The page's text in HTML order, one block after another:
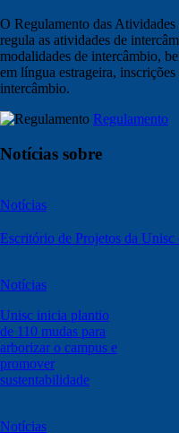
O Regulamento das
regula as atividades de
modalidades de intercâmbio,
em língua estrageira,
intercâmbio.
Regulamento
Notícias sobre
Notícias
Escritório de Projetos da Unisc
Notícias
Unisc inicia plantio
de 110 mudas para
arborizar o campus e
promover
sustentabilidade
Notícias